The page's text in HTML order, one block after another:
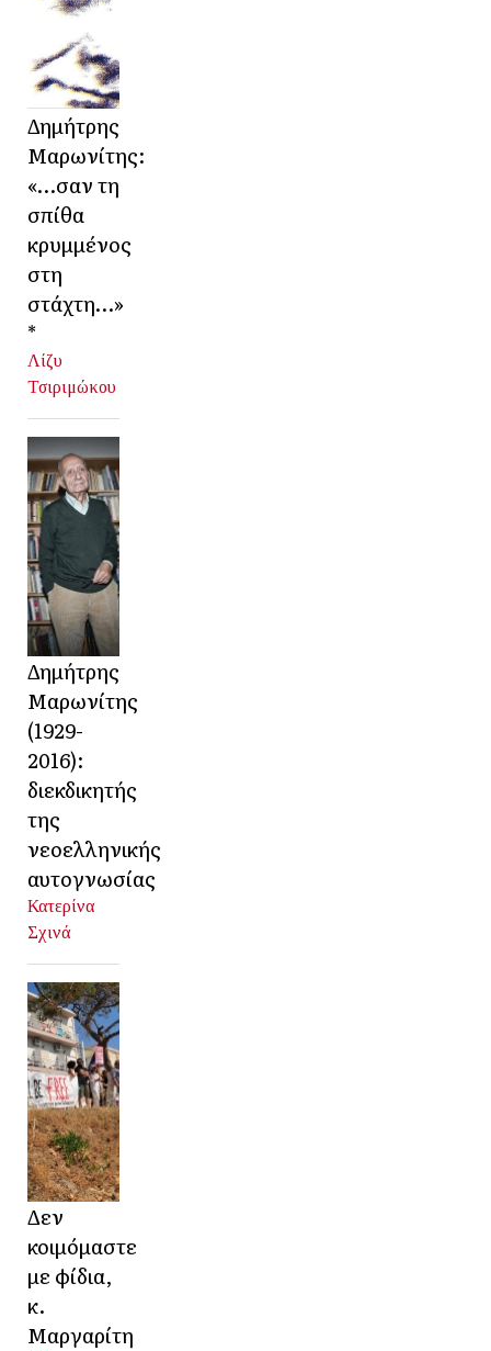
Δημήτρης
Μαρωνίτης:
«…σαν τη
σπίθα
κρυμμένος
στη
στάχτη…»
*
Λίζυ
Τσιριμώκου
Δημήτρης
Μαρωνίτης
(1929-
2016):
διεκδικητής
της
νεοελληνικής
αυτογνωσίας
Κατερίνα
Σχινά
Δεν
κοιμόμαστε
με φίδια,
κ.
Μαργαρίτη